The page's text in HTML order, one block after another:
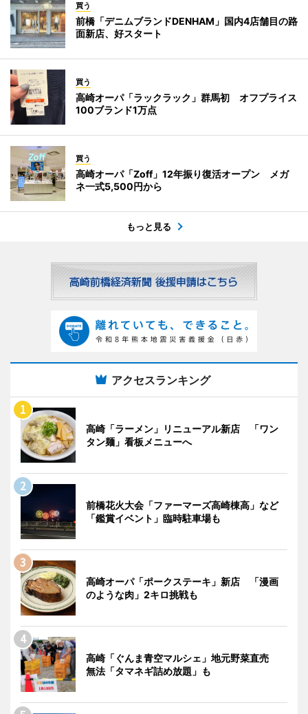
買う
前橋「デニムブランドDENHAM」国内4店舗目の路
面新店、好スタート
買う
高崎オーパ「ラックラック」群馬初 オフプライス
100ブランド1万点
買う
高崎オーパ「Zoff」12年振り復活オープン メガ
ネ一式5,500円から
もっと見る
アクセスランキング
高崎「ラーメン」リニューアル新店 「ワン
タン麺」看板メニューへ
前橋花火大会「ファーマーズ高崎棟高」など
「鑑賞イベント」臨時駐車場も
高崎オーパ「ポークステーキ」新店 「漫画
のような肉」2キロ挑戦も
高崎「ぐんま青空マルシェ」地元野菜直売
無法「タマネギ詰め放題」も